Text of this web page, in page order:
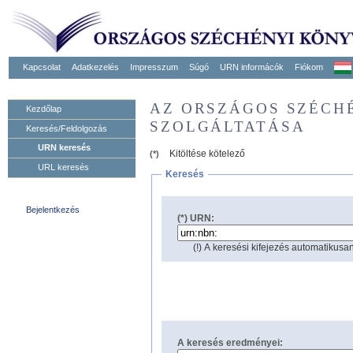
Kapcsolat Adatkezelés Impresszum Súgó URN informácók Fiókom
Kezdőlap
Keresés/Feldolgozás
URN keresés
URL keresés
Bejelentkezés
AZ ORSZÁGOS
SZOLGÁLTATÁSA
(*)
Kitöltése kötelező
Keresés
(*) URN:
(!) A keresési kifejezés
A keresés eredményei: